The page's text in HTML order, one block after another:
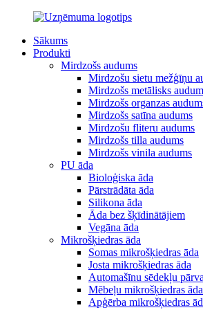
Sākums
Produkti
Mirdzošs audums
Mirdzošu sietu mežģīņu
Mirdzošs metālisks
Mirdzošs organzas
Mirdzošs satīna audums
Mirdzošu fliteru audums
Mirdzošs tilla audums
Mirdzošs vinila audums
PU āda
Bioloģiska āda
Pārstrādāta āda
Silikona āda
Āda bez šķīdinātājiem
Vegāna āda
Mikrošķiedras āda
Somas mikrošķiedras āda
Josta mikrošķiedras āda
Automašīnu sēdekļu
Mēbeļu mikrošķiedras āda
Apģērba mikrošķiedras